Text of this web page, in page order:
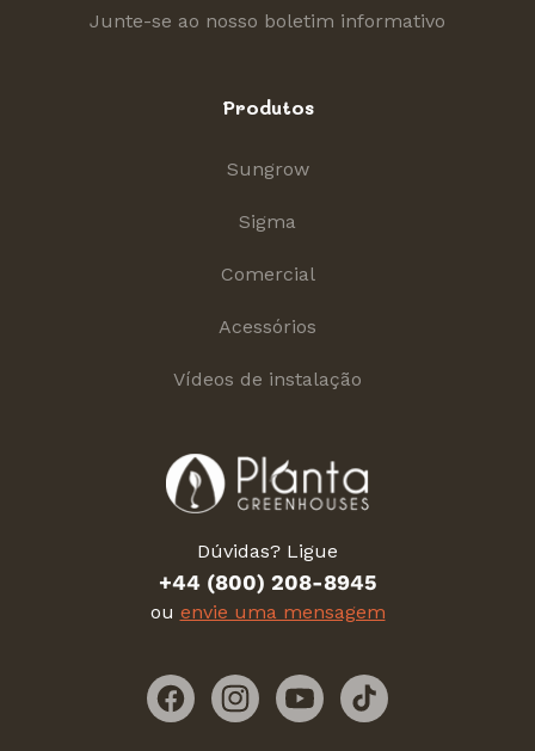
Junte-se ao nosso boletim informativo
Produtos
Sungrow
Sigma
Comercial
Acessórios
Vídeos de instalação
Dúvidas? Ligue
+44 (800) 208-8945
ou envie uma mensagem
FacebookInstagramYouTubeTikTok